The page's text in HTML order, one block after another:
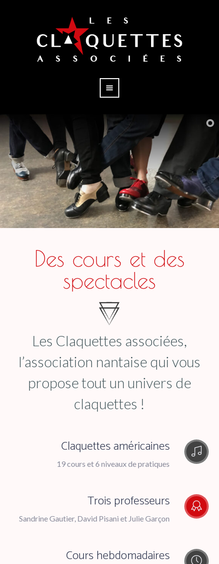
Des cours et des
spectacles
Les Claquettes associées,
l’association nantaise qui vous
propose tout un univers de
claquettes !
Claquettes américaines
19 cours et 6 niveaux de pratiques
Trois professeurs
Sandrine Gautier, David Pisani et Julie Garçon
Cours hebdomadaires